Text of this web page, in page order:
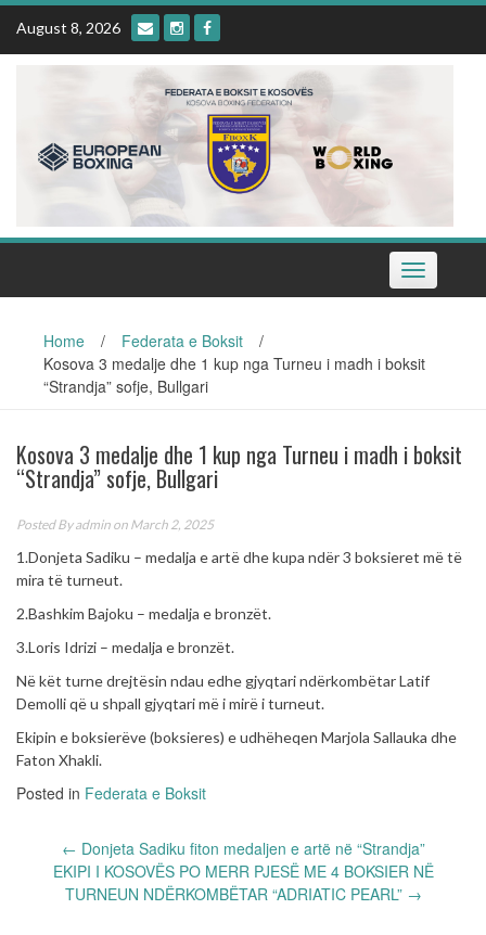
Skip
content
August 8, 2026
Toggle
navigation
Home / Federata e Boksit
/
Kosova 3 medalje dhe 1 kup nga Turneu i madh i boksit
“Strandja” sofje, Bullgari
Kosova 3 medalje dhe 1 kup nga Turneu i madh i boksit
“Strandja” sofje, Bullgari
Posted Byadmin on March 2, 2025
1.Donjeta Sadiku – medalja e artë dhe kupa ndër 3 boksieret më të
mira të turneut.
2.Bashkim Bajoku – medalja e bronzët.
3.Loris Idrizi – medalja e bronzët.
Në kët turne drejtësin ndau edhe gjyqtari ndërkombëtar Latif
Demolli që u shpall gjyqtari më i mirë i turneut.
Ekipin e boksierëve (boksieres) e udhëheqen Marjola Sallauka dhe
Faton Xhakli.
Posted in Federata e Boksit
navigation
← Donjeta Sadiku fiton medaljen e artë në “Strandja”
EKIPI I KOSOVËS PO MERR PJESË ME 4 BOKSIER NË
TURNEUN NDËRKOMBËTAR “ADRIATIC PEARL” →